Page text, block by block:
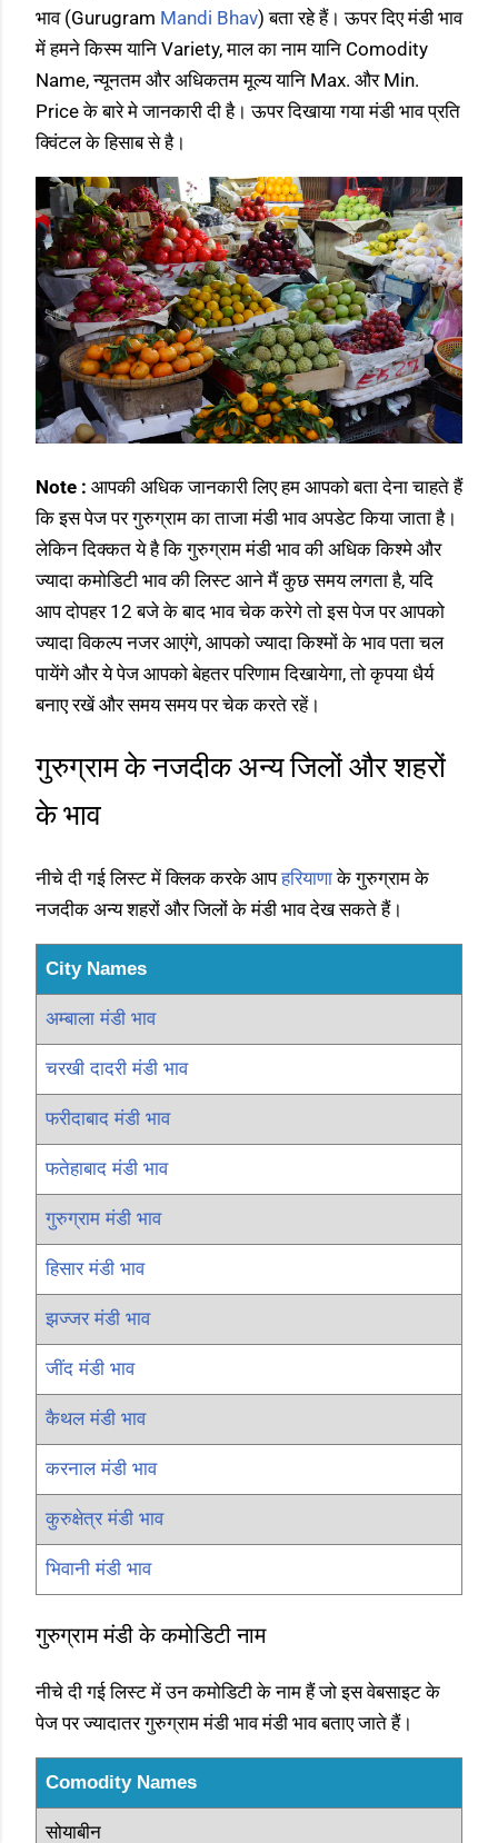
भाव (Gurugram Mandi Bhav) बता रहे हैं। ऊपर दिए मंडी भाव
में हमने किस्म यानि Variety, माल का नाम यानि Comodity
Name, न्यूनतम और अधिकतम मूल्य यानि Max. और Min.
Price के बारे मे जानकारी दी है। ऊपर दिखाया गया मंडी भाव प्रति
क्विंटल के हिसाब से है।
Note : आपकी अधिक जानकारी लिए हम आपको बता देना चाहते हैं
कि इस पेज पर गुरुग्राम का ताजा मंडी भाव अपडेट किया जाता है।
लेकिन दिक्कत ये है कि गुरुग्राम मंडी भाव की अधिक किश्मे और
ज्यादा कमोडिटी भाव की लिस्ट आने मैं कुछ समय लगता है, यदि
आप दोपहर 12 बजे के बाद भाव चेक करेगे तो इस पेज पर आपको
ज्यादा विकल्प नजर आएंगे, आपको ज्यादा किश्मों के भाव पता चल
पायेंगे और ये पेज आपको बेहतर परिणाम दिखायेगा, तो कृपया धैर्य
बनाए रखें और समय समय पर चेक करते रहें।
गुरुग्राम के नजदीक अन्य जिलों और शहरों
के भाव
नीचे दी गई लिस्ट में क्लिक करके आपहरियाणाके गुरुग्राम के
नजदीक अन्य शहरों और जिलों के मंडी भाव देख सकते हैं।
City Names
अम्बाला मंडी भाव
चरखी दादरी मंडी भाव
फरीदाबाद मंडी भाव
फतेहाबाद मंडी भाव
गुरुग्राम मंडी भाव
हिसार मंडी भाव
झज्जर मंडी भाव
जींद मंडी भाव
कैथल मंडी भाव
करनाल मंडी भाव
कुरुक्षेत्र मंडी भाव
भिवानी मंडी भाव
गुरुग्राम मंडी के कमोडिटी नाम
नीचे दी गई लिस्ट में उन कमोडिटी के नाम हैं जो इस वेबसाइट के
पेज पर ज्यादातर गुरुग्राम मंडी भाव मंडी भाव बताए जाते हैं।
Comodity Names
सोयाबीन